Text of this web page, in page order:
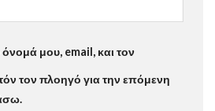
μου, email, και τον
τον πλοηγό για την επόμενη